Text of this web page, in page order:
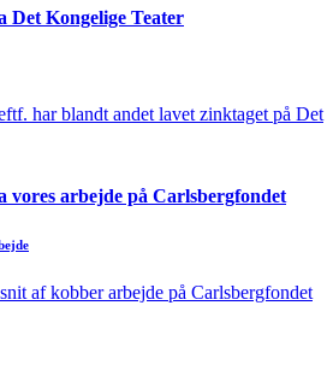
Det Kongelige Teater
har blandt andet lavet zinktaget på Det
vores arbejde på Carlsbergfondet
af kobber arbejde på Carlsbergfondet